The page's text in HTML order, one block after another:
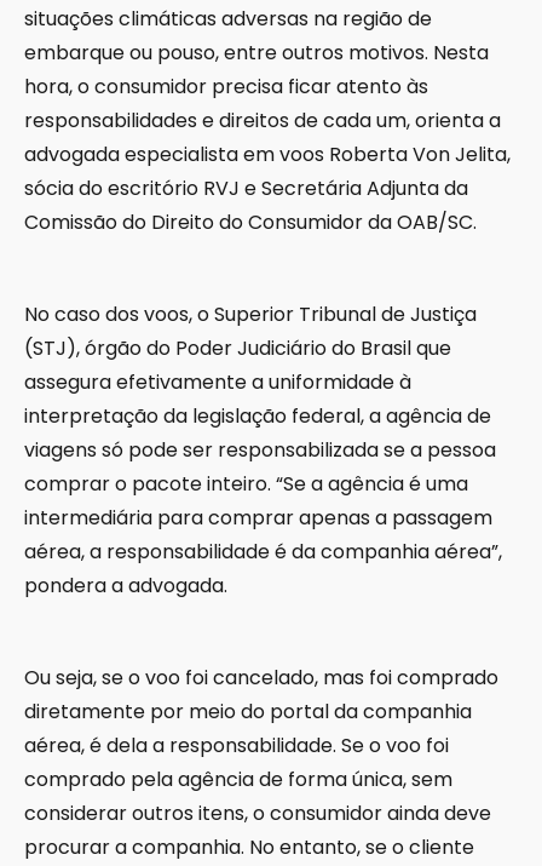
situações climáticas adversas na região de
embarque ou pouso, entre outros motivos. Nesta
hora, o consumidor precisa ficar atento às
responsabilidades e direitos de cada um, orienta a
advogada especialista em voos Roberta Von Jelita,
sócia do escritório RVJ e Secretária Adjunta da
Comissão do Direito do Consumidor da OAB/SC.
No caso dos voos, o Superior Tribunal de Justiça
(STJ), órgão do Poder Judiciário do Brasil que
assegura efetivamente a uniformidade à
interpretação da legislação federal, a agência de
viagens só pode ser responsabilizada se a pessoa
comprar o pacote inteiro. “Se a agência é uma
intermediária para comprar apenas a passagem
aérea, a responsabilidade é da companhia aérea”,
pondera a advogada.
Ou seja, se o voo foi cancelado, mas foi comprado
diretamente por meio do portal da companhia
aérea, é dela a responsabilidade. Se o voo foi
comprado pela agência de forma única, sem
considerar outros itens, o consumidor ainda deve
procurar a companhia. No entanto, se o cliente